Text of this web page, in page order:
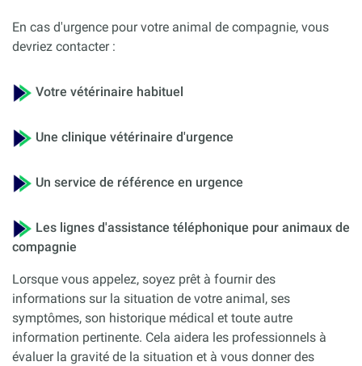
En cas d'urgence pour votre animal de compagnie, vous
devriez contacter :
Votre vétérinaire habituel
Une clinique vétérinaire d'urgence
Un service de référence en urgence
Les lignes d'assistance téléphonique pour animaux de
compagnie
Lorsque vous appelez, soyez prêt à fournir des
informations sur la situation de votre animal, ses
symptômes, son historique médical et toute autre
information pertinente. Cela aidera les professionnels à
évaluer la gravité de la situation et à vous donner des